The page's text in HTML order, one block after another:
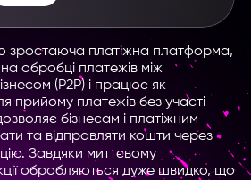
зростаюча платіжна платформа,
на обробці платежів між
(P2P) і працює як
прийому платежів без участі
бізнесам і платіжним
та відправляти кошти через
Завдяки миттєвому
обробляються дуже швидко, що